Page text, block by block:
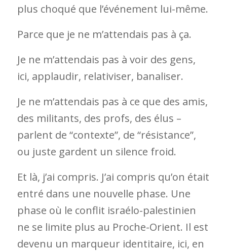
plus choqué que l’événement lui-même.
Parce que je ne m’attendais pas à ça.
Je ne m’attendais pas à voir des gens,
ici, applaudir, relativiser, banaliser.
Je ne m’attendais pas à ce que des amis,
des militants, des profs, des élus –
parlent de “contexte”, de “résistance”,
ou juste gardent un silence froid.
Et là, j’ai compris. J’ai compris qu’on était
entré dans une nouvelle phase. Une
phase où le conflit israélo-palestinien
ne se limite plus au Proche-Orient. Il est
devenu un marqueur identitaire, ici, en